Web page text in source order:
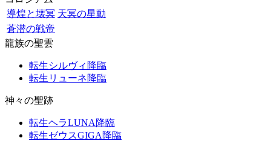
導煌と壊冥 天冥の星動
蒼潜の戦帝
龍族の聖雲
転生シルヴィ降臨
転生リューネ降臨
神々の聖跡
転生ヘラLUNA降臨
転生ゼウスGIGA降臨